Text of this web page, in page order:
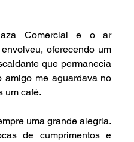
Comercial e o ar
oferecendo um
que permanecia
amigo me aguardava no
um café.
uma grande alegria.
de cumprimentos e